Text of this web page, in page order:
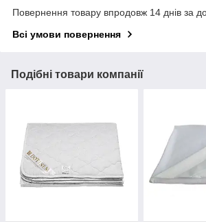
Повернення товару впродовж 14 днів за
Всі умови повернення
Подібні товари компанії